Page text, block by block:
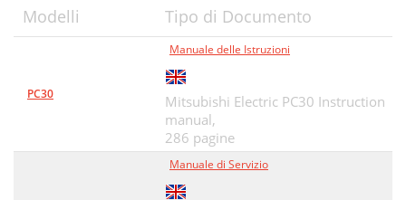
Modelli Tipo di Documento
PC30
Manuale delle Istruzioni
Mitsubishi Electric PC30 Instruction
manual,
286 pagine
Manuale di Servizio